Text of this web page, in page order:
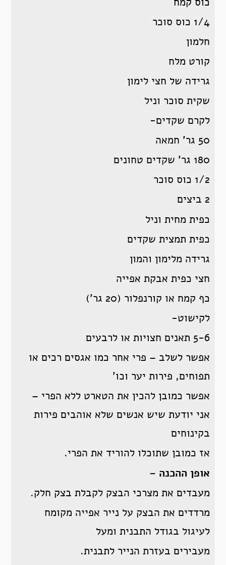
1/4 כוס סוכר
חלמון
קורט מלח
גרידה של חצי לימון
שקית סוכר וניל
לקרם שקדים-
50 גר’ חמאה
180 גר’ שקדים טחונים
1/2 כוס סוכר
2 ביצים
כפית מחית וניל
כפית תמצית שקדים
גרידה מלימון והמון
חצי כפית אבקת אפייה
כף קמח או קורנפלור (20 גר’)
לקישוט-
5-6 תאנים חצויות או לרבעים
אפשר לשלב – פרי אחר כמו אגסים רכים או
תפוחים, פירות יער וכו’
אפשר כמובן להכין את הטארט ללא הפרי –
אני יודעת שיש אנשים שלא אוהבים פירות
בקינוחים
אז כמובן שתוכלו להוריד את הפרי.
אופן ההכנה –
מעבדים את מצרכי הבצק לקבלת בצק חלק.
מרדדים את הבצק על נייר אפייה מקומח
לעיגול בגודל התבנית ומעל
מעבירים בעזרת הנייר לתבנית.